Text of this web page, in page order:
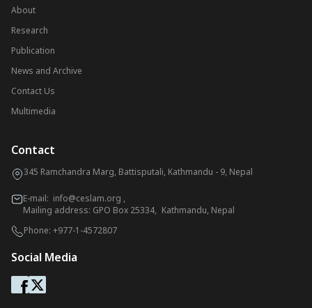
About
Research
Publication
News and Archive
Contact Us
Multimedia
Contact
345 Ramchandra Marg, Battisputali, Kathmandu - 9, Nepal
E-mail: info@ceslam.org ,
Mailing address: GPO Box 25334, Kathmandu, Nepal
Phone: +977-1-4572807
Social Media